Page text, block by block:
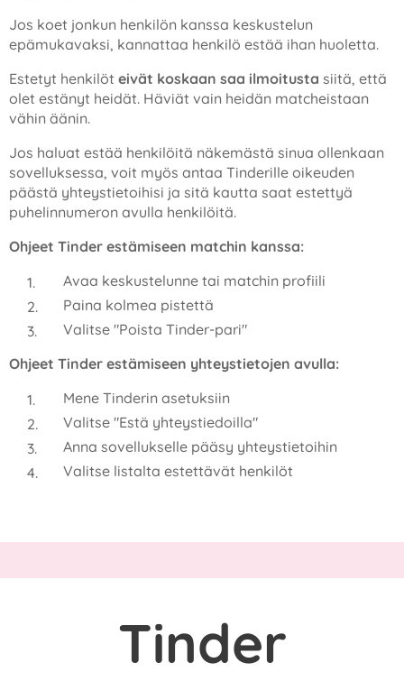
Jos koet jonkun henkilön kanssa keskustelun
epämukavaksi, kannattaa henkilö estää ihan huoletta.
Estetyt henkilöt eivät koskaan saa ilmoitusta siitä, että
olet estänyt heidät. Häviät vain heidän matcheistaan
vähin äänin.
Jos haluat estää henkilöitä näkemästä sinua ollenkaan
sovelluksessa, voit myös antaa Tinderille oikeuden
päästä yhteystietoihisi ja sitä kautta saat estettyä
puhelinnumeron avulla henkilöitä.
Ohjeet Tinder estämiseen matchin kanssa:
Avaa keskustelunne tai matchin profiili
Paina kolmea pistettä
Valitse "Poista Tinder-pari"
Ohjeet Tinder estämiseen yhteystietojen avulla:
Mene Tinderin asetuksiin
Valitse "Estä yhteystiedoilla"
Anna sovellukselle pääsy yhteystietoihin
Valitse listalta estettävät henkilöt
Tinder